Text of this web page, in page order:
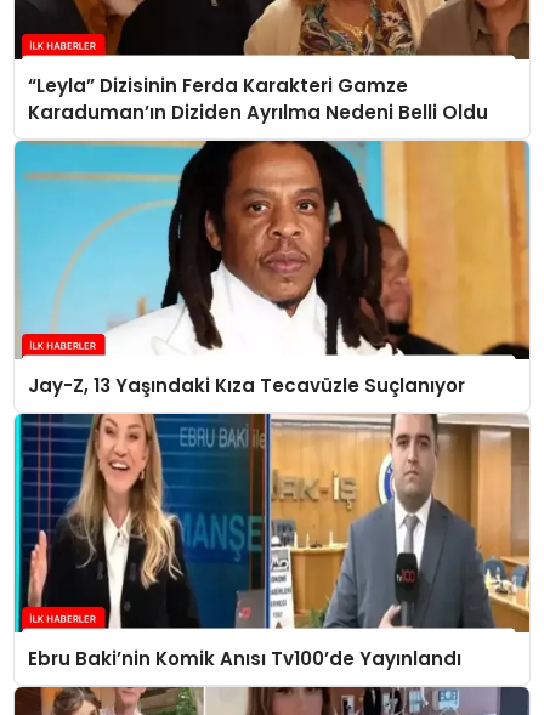
“Leyla” Dizisinin Ferda Karakteri Gamze
Karaduman’ın Diziden Ayrılma Nedeni Belli Oldu
Jay-Z, 13 Yaşındaki Kıza Tecavüzle Suçlanıyor
Ebru Baki’nin Komik Anısı Tv100’de Yayınlandı